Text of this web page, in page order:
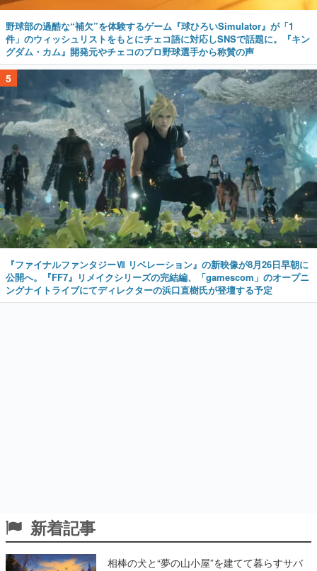
野球部の過酷な“補欠”を体験するゲーム『球ひろいSimulator』が「1
件」のウィッシュリストをもとにチェコ語に対応しSNSで話題に。『キン
グダム・カム』開発元やチェコのプロ野球選手から称賛の声
5
『ファイナルファンタジーⅦ リベレーション』の新映像が8月26日早朝に
公開へ。『FF7』リメイクシリーズの完結編、「gamescom」のオープニ
ングナイトライブにてディレクターの浜口直樹氏が登壇する予定
新着記事
相棒の犬と“夢の山小屋”を建てて暮らすサバ